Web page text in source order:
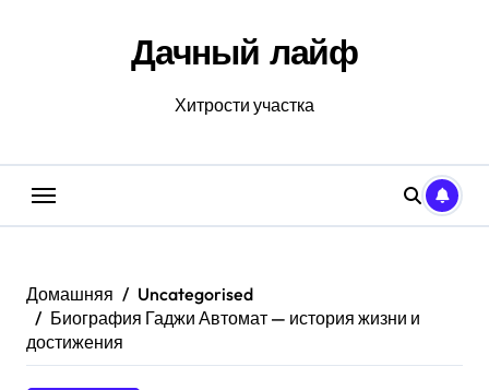
Дачный лайф
Хитрости участка
Домашняя
Uncategorised
Биография Гаджи Автомат — история жизни и
достижения